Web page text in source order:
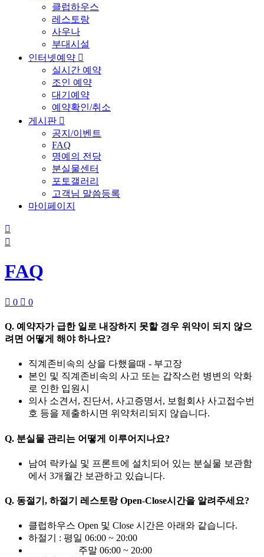
클럽하우스
레스토랑
사우나
부대시설
인터넷예약 
실시간 예약
조인 예약
대기예약
예약확인/취소
게시판 
공지/이벤트
FAQ
명예의 전당
분실물센터
포토갤러리
고객님 말씀등록
마이페이지


FAQ
 0  0
Q. 예약자가 급한 일로 내장하지 못할 경우 위약이 되지 않으
려면 어떻게 해야 하나요?
직계존비속의 상을 다했을때 - 부고장
본인 및 직계존비속의 사고 또는 갑작스런 병변의 악화
로 인한 입원시
의사 소견서, 진단서, 사고증명서, 보험회사 사고접수번
호 등을 제출하시면 위약처리되지 않습니다.
Q. 분실물 관리는 어떻게 이루어지나요?
남여 락카실 및 프론트에 설치되어 있는 분실물 보관함
에서 3개월간 보관하고 있습니다.
Q. 동절기, 하절기 레스토랑 Open-Close시간을 알려주세요?
클럽하우스 Open 및 Close 시간은 아래와 같습니다.
하절기 : 평일 06:00 ~ 20:00
주말 06:00 ~ 20:00